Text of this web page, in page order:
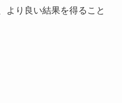
より良い結果を得ること